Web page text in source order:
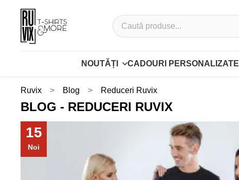
NOUTĂȚI CADOURI PERSONALIZATE
Ruvix Blog Reduceri Ruvix
BLOG - REDUCERI RUVIX
15
Noi